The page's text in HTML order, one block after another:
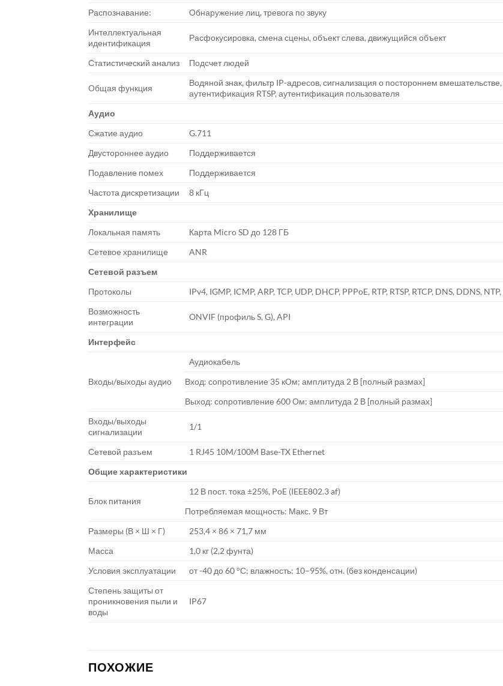
Распознавание:
Обнаружение лиц, тревога по звуку
Интеллектуальная
идентификация
Расфокусировка, смена сцены, объект слева, движущийся объект
Статистический анализ Подсчет людей
Общая функция
Водяной знак, фильтр IP-адресов, сигнализация о постороннем
аутентификация RTSP, аутентификация пользователя
Аудио
Сжатие аудио
G.711
Двустороннее аудио
Поддерживается
Подавление помех
Поддерживается
Частота дискретизации
8 кГц
Хранилище
Локальная память
Карта Micro SD до 128 ГБ
Сетевое хранилище
ANR
Сетевой разъем
Протоколы
IPv4, IGMP, ICMP, ARP, TCP, UDP, DHCP, PPPoE, RTP, RTSP, RTCP, DNS, DDNS,
Возможность
интеграции
ONVIF (профиль S, G), API
Интерфейс
Входы/выходы аудио
Аудиокабель
Вход: сопротивление 35 кОм; амплитуда 2 В [полный размах]
Выход: сопротивление 600 Ом; амплитуда 2 В [полный размах]
Входы/выходы
сигнализации
1/1
Сетевой разъем
1 RJ45 10M/100M Base-TX Ethernet
Общие характеристики
Блок питания
12 В пост. тока ±25%, PoE (IEEE802.3 af)
Потребляемая мощность: Макс. 9 Вт
Размеры (В × Ш × Г)
253,4 × 86 × 71,7 мм
Масса
1,0 кг (2,2 фунта)
Условия эксплуатации
от -40 до 60 °С; влажность: 10–95%, отн. (без конденсации)
Степень защиты от
проникновения пыли и
воды
IP67
ПОХОЖИЕ